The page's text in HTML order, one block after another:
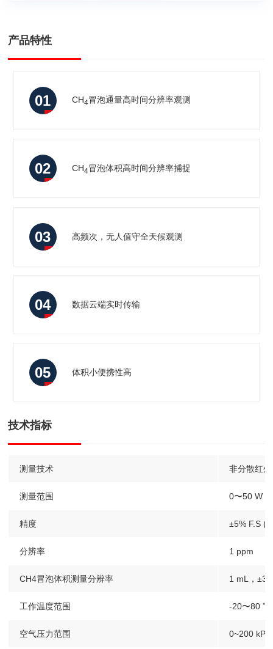
产品特性
01 CH4冒泡通量⾼时间分辨率观测
02 CH4冒泡体积⾼时间分辨率捕捉
03 高频次，无人值守全天候观测
04 数据云端实时传输
05 体积⼩便携性⾼
技术指标
测量技术 非分散红
测量范围 0〜50 W
精度 ±5% F.S
分辨率 1 ppm
CH4冒泡体积测量分辨率 1 mL，
工作温度范围 -20〜80 ℃
空气压力范围 0~200 kPa